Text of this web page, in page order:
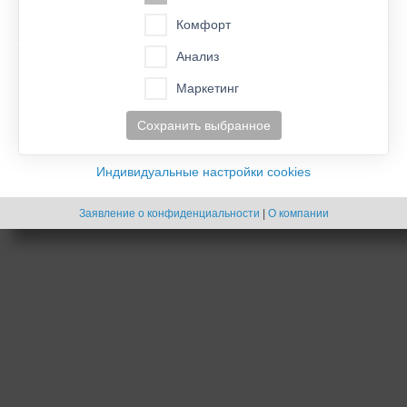
phpBB® Forum Software © phpBB Limited
Русская поддержка phpBB
Комфорт
Анализ
Маркетинг
Сохранить выбранное
Индивидуальные настройки cookies
Заявление о конфиденциальности О компании